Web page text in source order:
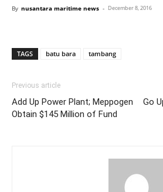
By nusantara maritime news - December 8, 2016
TAGS batu bara tambang
Previous article
Add Up Power Plant; Meppogen
Obtain $145 Million of Fund
Go